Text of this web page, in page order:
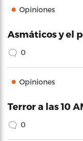
Opiniones
Asmáticos y el
0
Opiniones
Terror a las 10
0